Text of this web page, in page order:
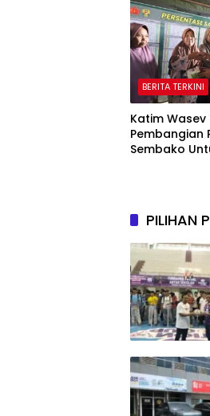
BERITA TERKINI
Katim Wasev
Pembangian
Sembako
PILIHAN